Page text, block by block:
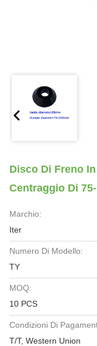
Disco Di Freno
Centraggio Di
Marchio:
Iter
Numero Di Modello:
TY
MOQ:
10 PCS
Condizioni Di
T/T, Western Union